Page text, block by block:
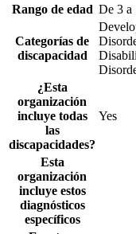
Rango de edad De 3 a
Categorías de
discapacidad
¿Esta
organización
incluye todas
las
discapacidades?
Yes
Esta
organización
incluye estos
diagnósticos
específicos